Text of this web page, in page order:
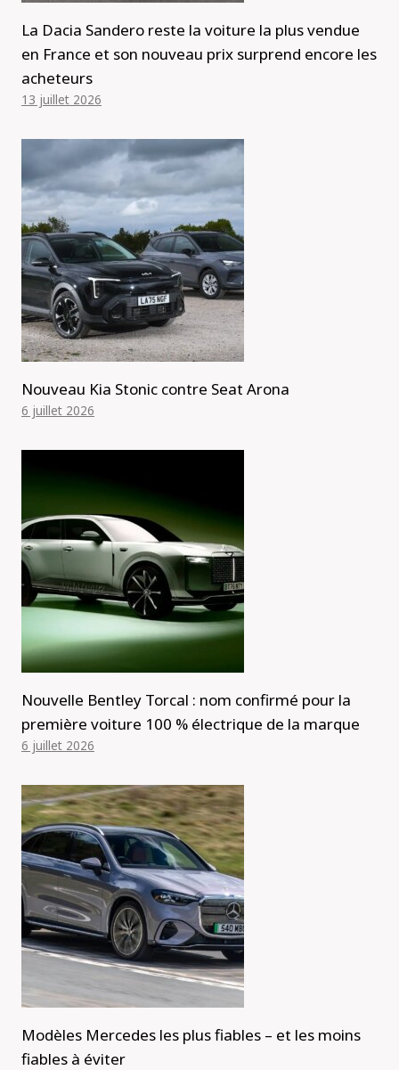
La Dacia Sandero reste la voiture la plus vendue
en France et son nouveau prix surprend encore les
acheteurs
13 juillet 2026
Nouveau Kia Stonic contre Seat Arona
6 juillet 2026
Nouvelle Bentley Torcal : nom confirmé pour la
première voiture 100 % électrique de la marque
6 juillet 2026
Modèles Mercedes les plus fiables – et les moins
fiables à éviter